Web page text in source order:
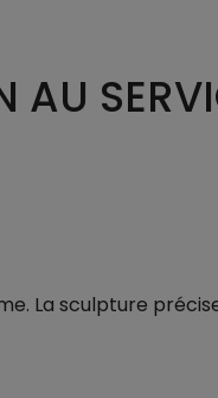
AU
La sculpture